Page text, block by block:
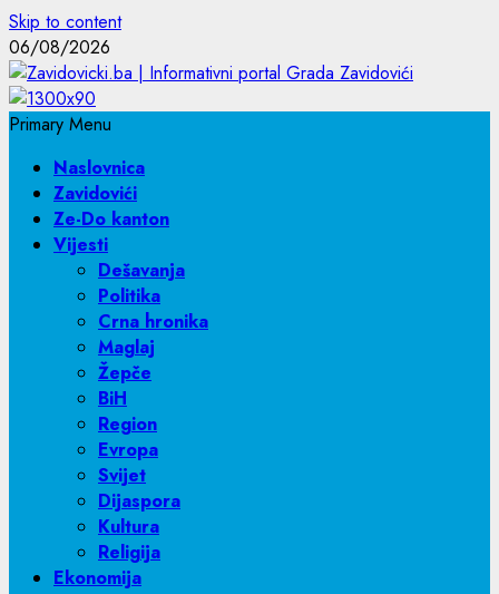
Skip to content
06/08/2026
Primary Menu
Naslovnica
Zavidovići
Ze-Do kanton
Vijesti
Dešavanja
Politika
Crna hronika
Maglaj
Žepče
BiH
Region
Evropa
Svijet
Dijaspora
Kultura
Religija
Ekonomija